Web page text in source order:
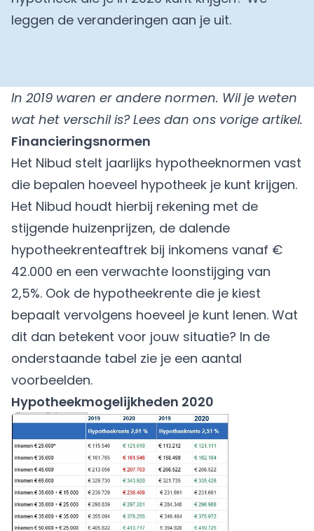
leggen de veranderingen aan je uit.
In 2019 waren er andere normen. Wil je weten
wat het verschil is? Lees dan ons vorige artikel.
Financieringsnormen
Het Nibud stelt jaarlijks hypotheeknormen vast
die bepalen hoeveel hypotheek je kunt krijgen.
Het Nibud houdt hierbij rekening met de
stijgende huizenprijzen, de dalende
hypotheekrenteaftrek bij inkomens vanaf €
42.000 en een verwachte loonstijging van
2,5%. Ook de hypotheekrente die je kiest
bepaalt vervolgens hoeveel je kunt lenen. Wat
dit dan betekent voor jouw situatie? In de
onderstaande tabel zie je een aantal
voorbeelden.
Hypotheekmogelijkheden 2020